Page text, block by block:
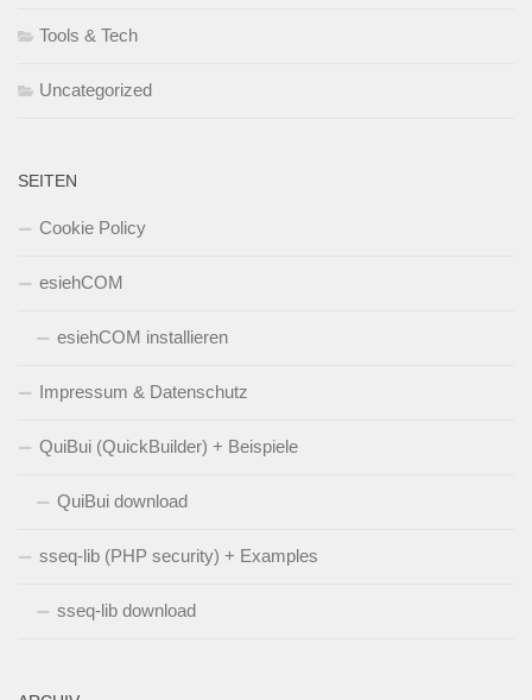
Tools & Tech
Uncategorized
SEITEN
Cookie Policy
esiehCOM
esiehCOM installieren
Impressum & Datenschutz
QuiBui (QuickBuilder) + Beispiele
QuiBui download
sseq-lib (PHP security) + Examples
sseq-lib download